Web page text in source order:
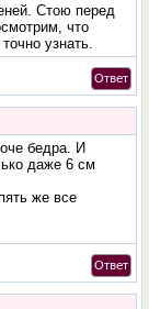
Стою перед
что
узнать.
Ответ
бедра. И
даже 6 см
же все
Ответ